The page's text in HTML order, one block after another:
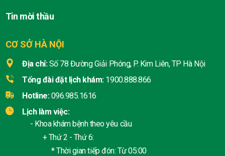
CƠ SỞ HÀ NỘI
Địa chỉ: Số 78 Đường Giải Phóng, P. Kim Liên, TP Hà Nội
Tổng đài đặt lịch khám: 1900.888.866
Hotline: 096.985.1616
Lịch làm việc:
- Khoa khám bệnh theo yêu cầu
+ Thứ 2 - Thứ 6:
* Thời gian tiếp đón: Từ 05:00
Tin mời thầu